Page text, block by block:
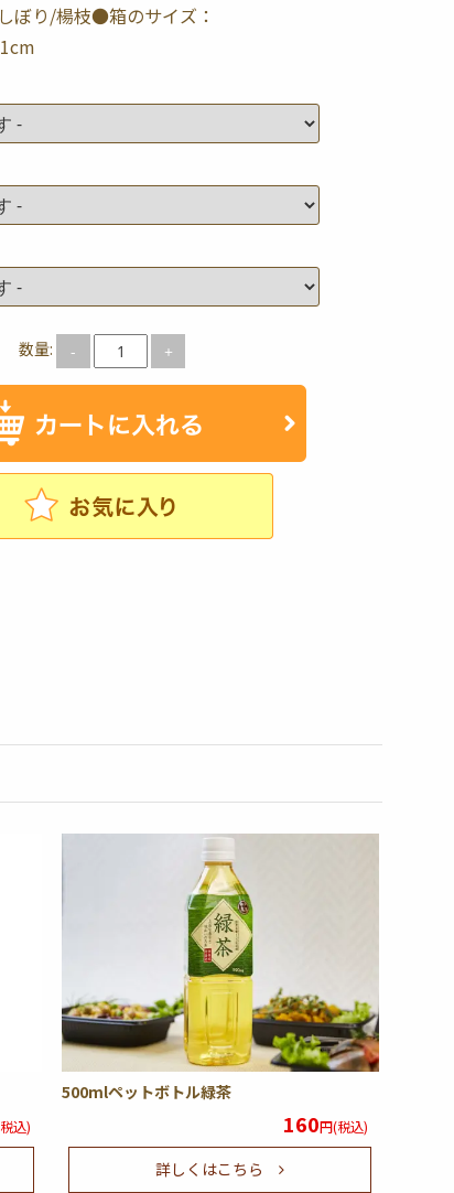
ぼり/楊枝●箱のサイズ：
数量: - +
込)
500mlペットボトル緑茶
160円(税込)
詳しくはこちら